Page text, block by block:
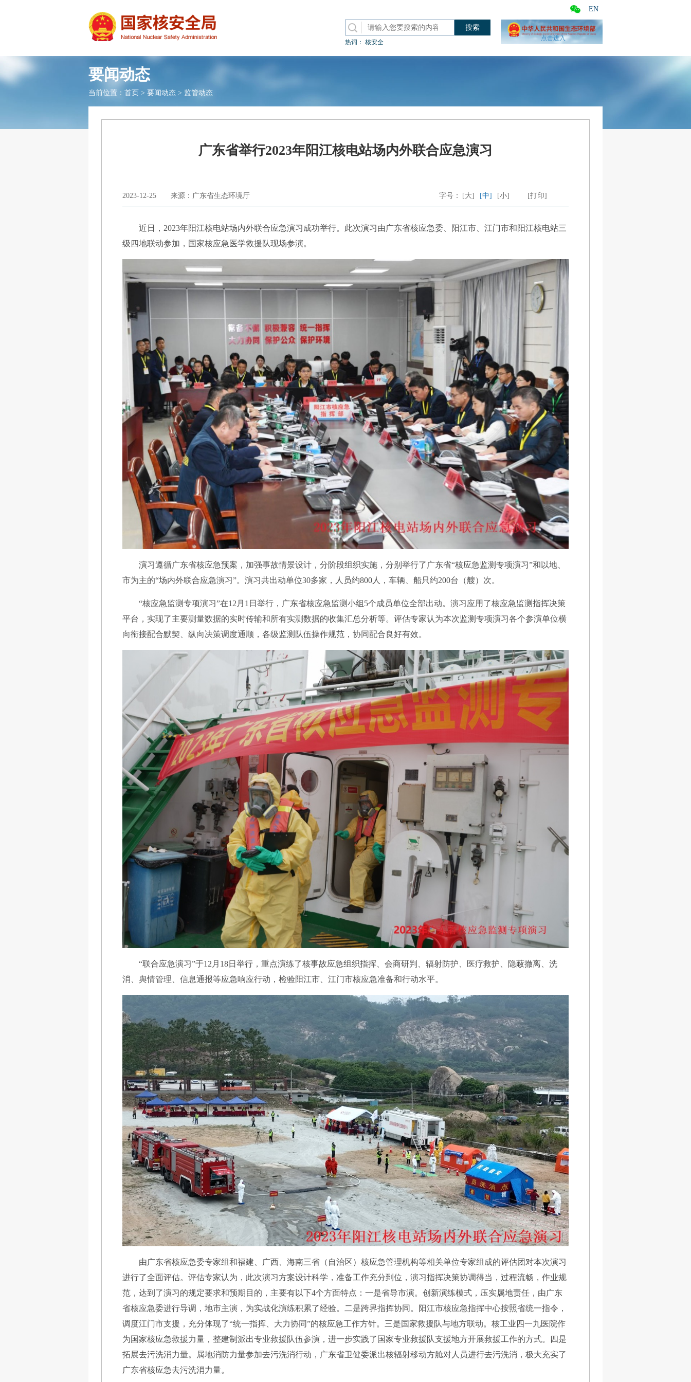
EN
热词： 核安全
点击进入
要闻动态
当前位置： 首页 > 要闻动态 > 监管动态
广东省举行2023年阳江核电站场内外联合应急演习
2023-12-25 来源：广东省生态环境厅 [打印]
字号： [大] [中] [小]
近日，2023年阳江核电站场内外联合应急演习成功举行。此次演习由广东省核应急委、阳江市、江门市和阳江核电站三
级四地联动参加，国家核应急医学救援队现场参演。
演习遵循广东省核应急预案，加强事故情景设计，分阶段组织实施，分别举行了广东省“核应急监测专项演习”和以地、
市为主的“场内外联合应急演习”。演习共出动单位30多家，人员约800人，车辆、船只约200台（艘）次。
“核应急监测专项演习”在12月1日举行，广东省核应急监测小组5个成员单位全部出动。演习应用了核应急监测指挥决策
平台，实现了主要测量数据的实时传输和所有实测数据的收集汇总分析等。评估专家认为本次监测专项演习各个参演单位横
向衔接配合默契、纵向决策调度通顺，各级监测队伍操作规范，协同配合良好有效。
“联合应急演习”于12月18日举行，重点演练了核事故应急组织指挥、会商研判、辐射防护、医疗救护、隐蔽撤离、洗
消、舆情管理、信息通报等应急响应行动，检验阳江市、江门市核应急准备和行动水平。
由广东省核应急委专家组和福建、广西、海南三省（自治区）核应急管理机构等相关单位专家组成的评估团对本次演习
进行了全面评估。评估专家认为，此次演习方案设计科学，准备工作充分到位，演习指挥决策协调得当，过程流畅，作业规
范，达到了演习的规定要求和预期目的，主要有以下4个方面特点：一是省导市演。创新演练模式，压实属地责任，由广东
省核应急委进行导调，地市主演，为实战化演练积累了经验。二是跨界指挥协同。阳江市核应急指挥中心按照省统一指令，
调度江门市支援，充分体现了“统一指挥、大力协同”的核应急工作方针。三是国家救援队与地方联动。核工业四一九医院作
为国家核应急救援力量，整建制派出专业救援队伍参演，进一步实践了国家专业救援队支援地方开展救援工作的方式。四是
拓展去污洗消力量。属地消防力量参加去污洗消行动，广东省卫健委派出核辐射移动方舱对人员进行去污洗消，极大充实了
广东省核应急去污洗消力量。